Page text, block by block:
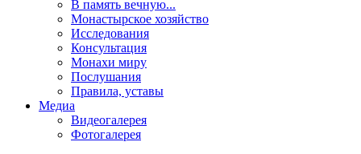
В память вечную...
Монастырское хозяйство
Исследования
Консультация
Монахи миру
Послушания
Правила, уставы
Медиа
Видеогалерея
Фотогалерея